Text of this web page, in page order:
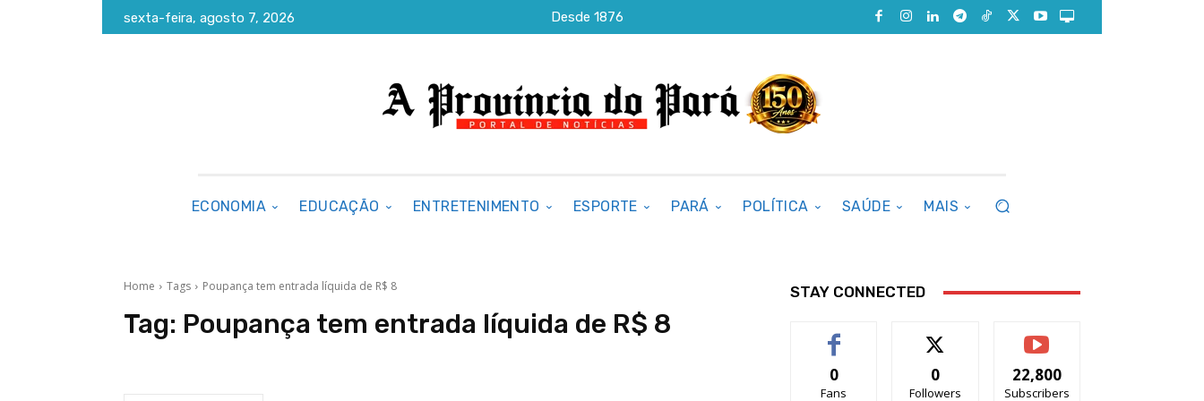
sexta-feira, agosto 7, 2026 Desde 1876
ECONOMIA EDUCAÇÃO ENTRETENIMENTO ESPORTE PARÁ POLÍTICA SAÚDE MAIS
Home Tags Poupança tem entrada líquida de R$ 8
Tag: Poupança tem entrada líquida de R$ 8
STAY CONNECTED
0
Fans
0
Followers
22,800
Subscribers